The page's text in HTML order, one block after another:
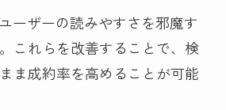
ーザーの読みやすさを邪魔す
これらを改善することで、検
ま成約率を高めることが可能